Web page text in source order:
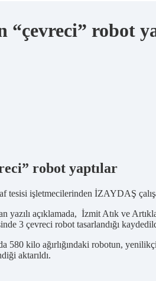
“çevreci” robot
robot yaptılar
tesisi işletmecilerinden İZAYDAŞ
yazılı açıklamada, İzmit Atık ve
3 çevreci robot tasarlandığı
580 kilo ağırlığındaki robotun,
aktarıldı.